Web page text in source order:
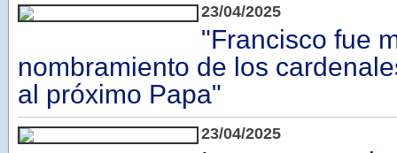
23/04/2025
"Francisco fue
nombramiento de los
al próximo Papa"
23/04/2025